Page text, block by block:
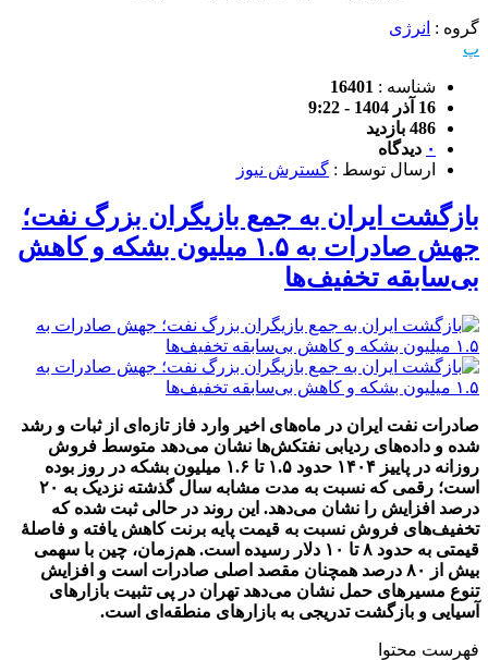
گروه : انرژی
پ
شناسه : 16401
16 آذر 1404 - 9:22
486 بازدید
۰ دیدگاه
ارسال توسط : گسترش نیوز
بازگشت ایران به جمع بازیگران بزرگ نفت؛
جهش صادرات به ۱.۵ میلیون بشکه و کاهش
بی‌سابقه تخفیف‌ها
صادرات نفت ایران در ماه‌های اخیر وارد فاز تازه‌ای از ثبات و رشد
شده و داده‌های ردیابی نفتکش‌ها نشان می‌دهد متوسط فروش
روزانه در پاییز ۱۴۰۴ حدود ۱.۵ تا ۱.۶ میلیون بشکه در روز بوده
است؛ رقمی که نسبت به مدت مشابه سال گذشته نزدیک به ۲۰
درصد افزایش را نشان می‌دهد. این روند در حالی ثبت شده که
تخفیف‌های فروش نسبت به قیمت پایه برنت کاهش یافته و فاصلهٔ
قیمتی به حدود ۸ تا ۱۰ دلار رسیده است. هم‌زمان، چین با سهمی
بیش از ۸۰ درصد همچنان مقصد اصلی صادرات است و افزایش
تنوع مسیرهای حمل نشان می‌دهد تهران در پی تثبیت بازارهای
آسیایی و بازگشت تدریجی به بازارهای منطقه‌ای است.
فهرست محتوا